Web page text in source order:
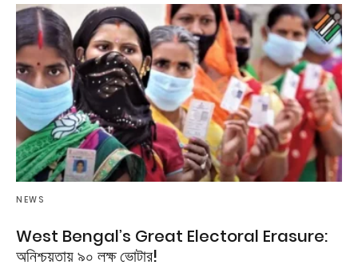
NEWS
West Bengal’s Great Electoral Erasure:
অনিশ্চয়তায় ৯০ লক্ষ ভোটার!